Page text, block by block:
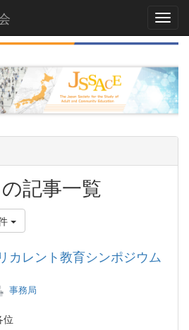
記事一覧
カレント教育シンポジウム
事務局
位